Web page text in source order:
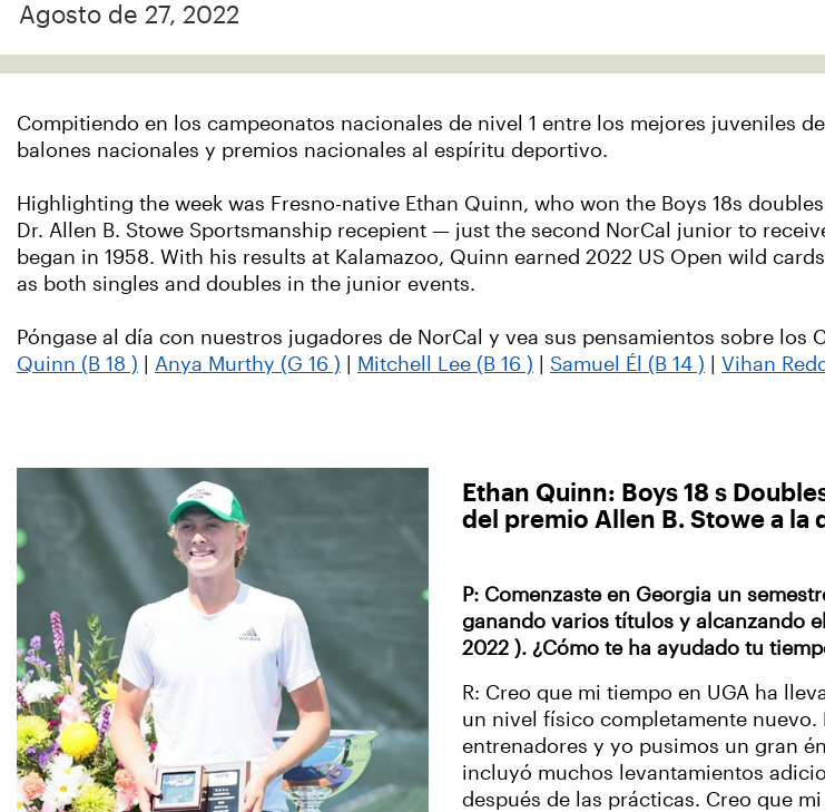
Agosto de 27, 2022
Compitiendo en los campeonatos nacionales de nivel 1 entre los mejores juveniles
balones nacionales y premios nacionales al espíritu deportivo.
Highlighting the week was Fresno-native Ethan Quinn, who won the Boys 18s
Dr. Allen B. Stowe Sportsmanship recepient — just the second NorCal junior to
began in 1958. With his results at Kalamazoo, Quinn earned 2022 US Open wild
as both singles and doubles in the junior events.
Póngase al día con nuestros jugadores de NorCal y vea sus pensamientos sobre los
Quinn (B 18 )
Anya Murthy (G 16 ) Mitchell Lee (B 16 ) Samuel Él (B 14 ) Vihan
Ethan Quinn: Boys 18 s
del premio Allen B. Stowe a la
P: Comenzaste en Georgia un
ganando varios títulos y alcanzando
2022 ). ¿Cómo te ha ayudado tu
R: Creo que mi tiempo en UGA ha
un nivel físico completamente
entrenadores y yo pusimos un gran
incluyó muchos levantamientos
después de las prácticas. Creo que